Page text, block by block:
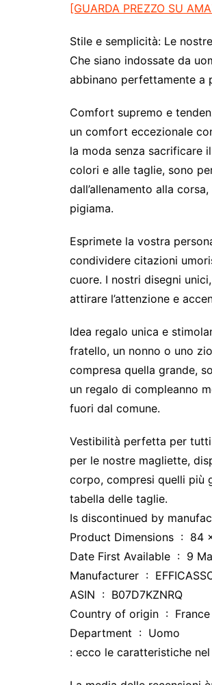
[GUARDA PREZZO SU
Stile e semplicità: Le
Che siano indossate da
abbinano perfettamente a
Comfort supremo e
un comfort eccezionale
la moda senza sacrificare
colori e alle taglie, sono
dall’allenamento alla
pigiama.
Esprimete la vostra
condividere citazioni
cuore. I nostri disegni
attirare l’attenzione e
Idea regalo unica e
fratello, un nonno o uno
compresa quella grande,
un regalo di compleanno
fuori dal comune.
Vestibilità perfetta per
per le nostre magliette,
corpo, compresi quelli più
tabella delle taglie.
Product
Date First
Manufacturer ‏ :
ASIN ‏ : ‎ B07D7KZNRQ
Country of origin ‏ : ‎ France
Department ‏ : ‎ Uomo
: ecco le caratteristiche